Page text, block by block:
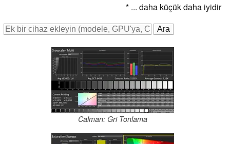
* ... daha küçük daha iyidir
Calman: Gri Tonlama